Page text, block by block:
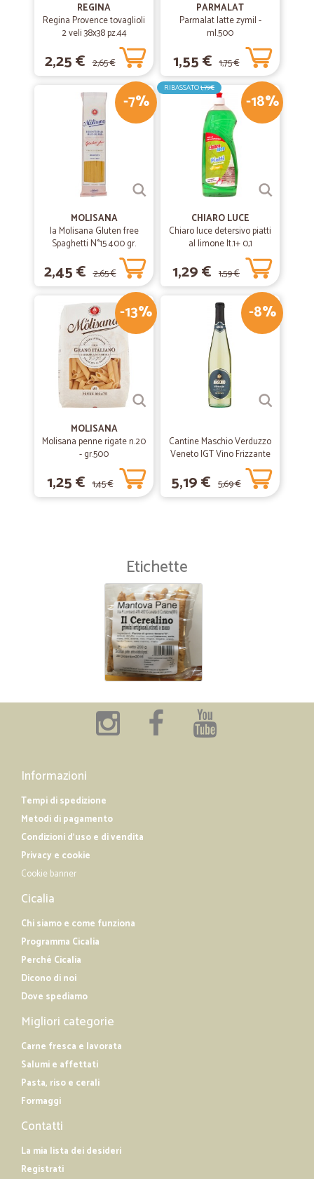
REGINA
Regina Provence tovaglioli
2 veli 38x38 pz.44
2,25 € 2,65 €
PARMALAT
Parmalat latte zymil -
ml.500
1,55 € 1,75 €
-7%
MOLISANA
la Molisana Gluten free
Spaghetti N°15 400 gr.
2,45 € 2,65 €
-18%
RIBASSATO1,79€
CHIARO LUCE
Chiaro luce detersivo piatti
al limone lt.1+ 0,1
1,29 € 1,59 €
-13%
MOLISANA
Molisana penne rigate n.20
- gr.500
1,25 € 1,45 €
-8%
Cantine Maschio Verduzzo
Veneto IGT Vino Frizzante
5,19 € 5,69 €
Etichette
Informazioni
Tempi di spedizione
Metodi di pagamento
Condizioni d'uso e di vendita
Privacy e cookie
Cookie banner
Cicalia
Chi siamo e come funziona
Programma Cicalia
Perché Cicalia
Dicono di noi
Dove spediamo
Migliori categorie
Carne fresca e lavorata
Salumi e affettati
Pasta, riso e cerali
Formaggi
Contatti
La mia lista dei desideri
Registrati